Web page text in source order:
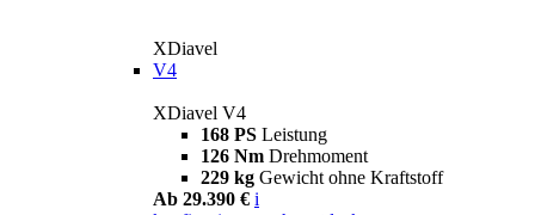
XDiavel
V4
XDiavel V4
168 PS Leistung
126 Nm Drehmoment
229 kg Gewicht ohne Kraftstoff
Ab 29.390 € i